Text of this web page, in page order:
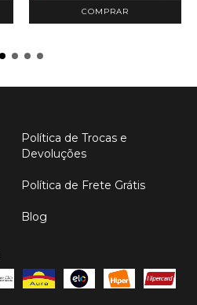
Política de Trocas e
Devoluções
Política de Frete Grátis
Blog